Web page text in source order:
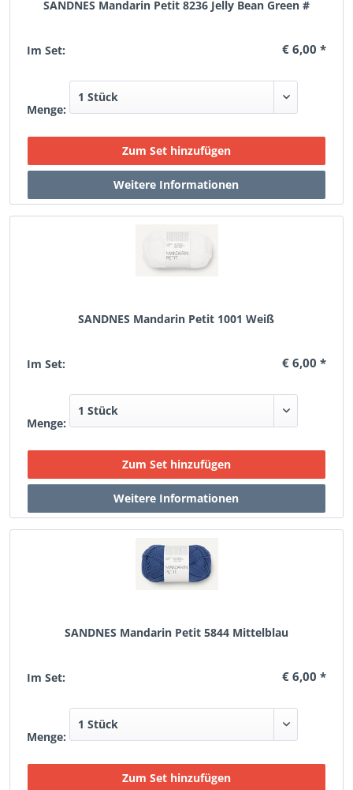
SANDNES Mandarin Petit 8236 Jelly Bean Green #
Im Set: € 6,00 *
Menge:
SANDNES Mandarin Petit 1001 Weiß
Im Set: € 6,00 *
Menge:
SANDNES Mandarin Petit 5844 Mittelblau
Im Set: € 6,00 *
Menge: